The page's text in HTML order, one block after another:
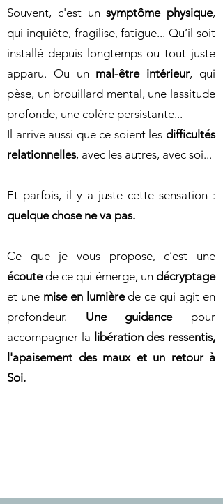
Souvent, c'est unsymptôme physique,
qui inquiète, fragilise, fatigue...Qu’il soit
installé depuis longtemps ou tout juste
apparu. Ou un mal-être intérieur, qui
pèse, un brouillard mental, une lassitude
profonde, une colère persistante...
Il arrive aussi que ce soient les difficultés
relationnelles, avec les autres, avec soi...
Et parfois, il y a juste cette sensation :
quelque chose ne va pas.
Ce que je vous propose, c’est une
écoute de ce qui émerge, un décryptage
et une mise en lumière de ce qui agit en
profondeur. Une guidance pour
accompagner la libération des ressentis,
l'apaisement des maux et un retour à
Soi.